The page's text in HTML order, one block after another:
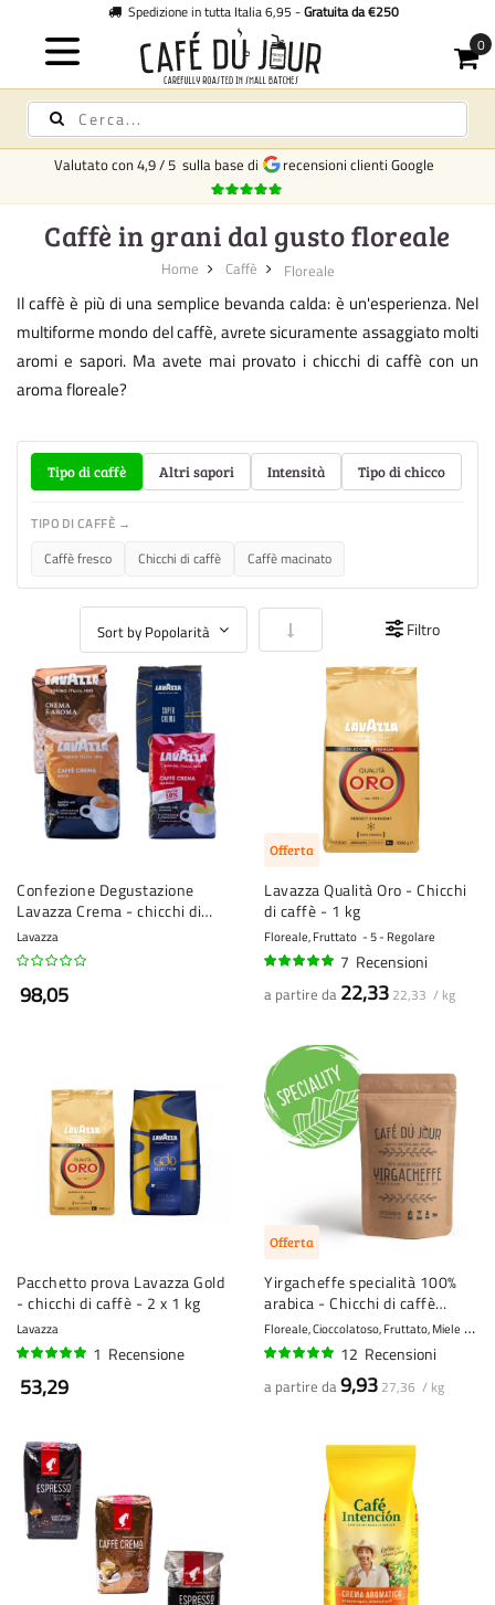
Spedizione in tutta Italia 6,95 -Gratuita da €250
Valutato con4,9/5 sulla base di recensioni clienti Google
Caffè in grani dal gusto floreale
Home Caffè Floreale
Il caffè è più di una semplice bevanda calda: è un'esperienza. Nel
multiforme mondo del caffè, avrete sicuramente assaggiato molti
aromi e sapori. Ma avete mai provato i chicchi di caffè con un
aroma floreale?
Tipo di caffè Altri sapori Intensità Tipo di chicco
TIPO DI CAFFÈ →
Caffè fresco Chicchi di caffè Caffè macinato
Imposta la direzione crescente
Filtro
Confezione Degustazione
Lavazza Crema - chicchi di
caffè - 4 x 1 kg
Lavazza
98,05
Offerta
Lavazza Qualità Oro - Chicchi
di caffè - 1 kg
Floreale, Fruttato 5 - Regolare
7 Recensioni
a partire da 22,33 22,33 / kg
Pacchetto prova Lavazza Gold
- chicchi di caffè - 2 x 1 kg
Lavazza
1 Recensione
53,29
Offerta
Yirgacheffe specialità 100%
arabica - Chicchi di caffè
freschi
Floreale, Cioccolatoso, Fruttato, Miele 10
12 Recensioni
a partire da9,93 27,36 / kg